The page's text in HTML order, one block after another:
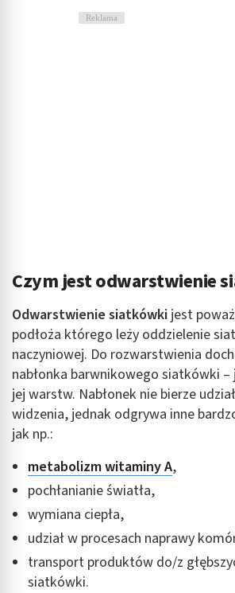
Reklama
Czym jest odwarstwienie
Odwarstwienie siatkówki jest
podłoża którego leży oddzielenie
naczyniowej. Do rozwarstwienia
nabłonka barwnikowego siatkówki –
jej warstw. Nabłonek nie bierze
widzenia, jednak odgrywa inne
jak np.:
metabolizm witaminy A,
pochłanianie światła,
wymiana ciepła,
udział w procesach naprawy
transport produktów do/z
siatkówki.